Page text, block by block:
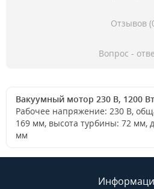
Отзывов
Вопрос -
Вакуумный мотор 230 В, 1200
Рабочее напряжение: 230 В,
169 мм, высота турбины: 72 мм,
мм